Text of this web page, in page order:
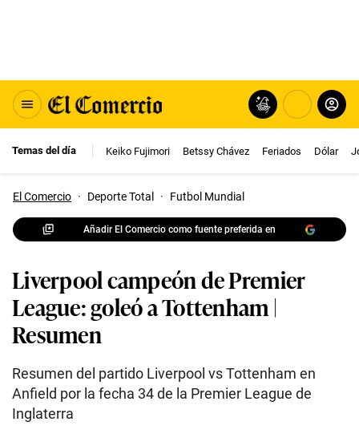
Temas del día Keiko Fujimori Betssy Chávez Feriados Dólar
El Comercio · Deporte Total · Futbol Mundial
Añadir El Comercio como fuente preferida en
Liverpool campeón de Premier
League: goleó a Tottenham |
Resumen
Resumen del partido Liverpool vs Tottenham en
Anfield por la fecha 34 de la Premier League de
Inglaterra